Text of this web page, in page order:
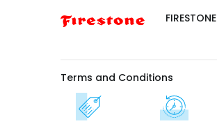
FIRESTONE
Terms and Conditions